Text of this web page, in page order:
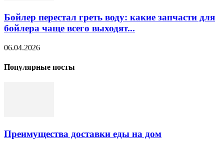
Бойлер перестал греть воду: какие запчасти для
бойлера чаще всего выходят...
06.04.2026
Популярные посты
Преимущества доставки еды на дом